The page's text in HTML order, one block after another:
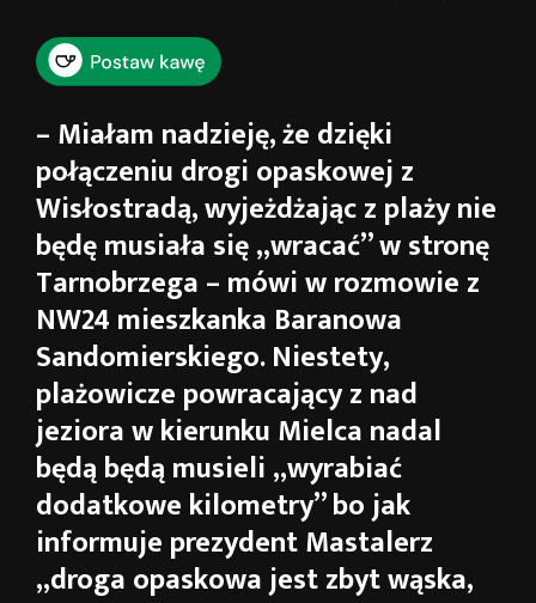
– Miałam nadzieję, że dzięki
połączeniu drogi opaskowej z
Wisłostradą, wyjeżdżając z plaży nie
będę musiała się „wracać” w stronę
Tarnobrzega – mówi w rozmowie z
NW24 mieszkanka Baranowa
Sandomierskiego. Niestety,
plażowicze powracający z nad
jeziora w kierunku Mielca nadal
będą będą musieli „wyrabiać
dodatkowe kilometry” bo jak
informuje prezydent Mastalerz
„droga opaskowa jest zbyt wąska,